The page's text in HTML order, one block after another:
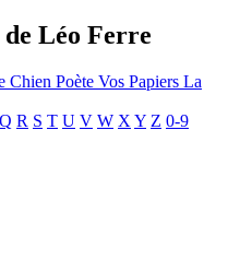
de Léo Ferre
Chien Poète Vos Papiers La
Q R S T U V W X Y Z 0-9